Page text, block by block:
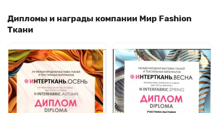
Дипломы и награды компании Мир Fashion
Ткани